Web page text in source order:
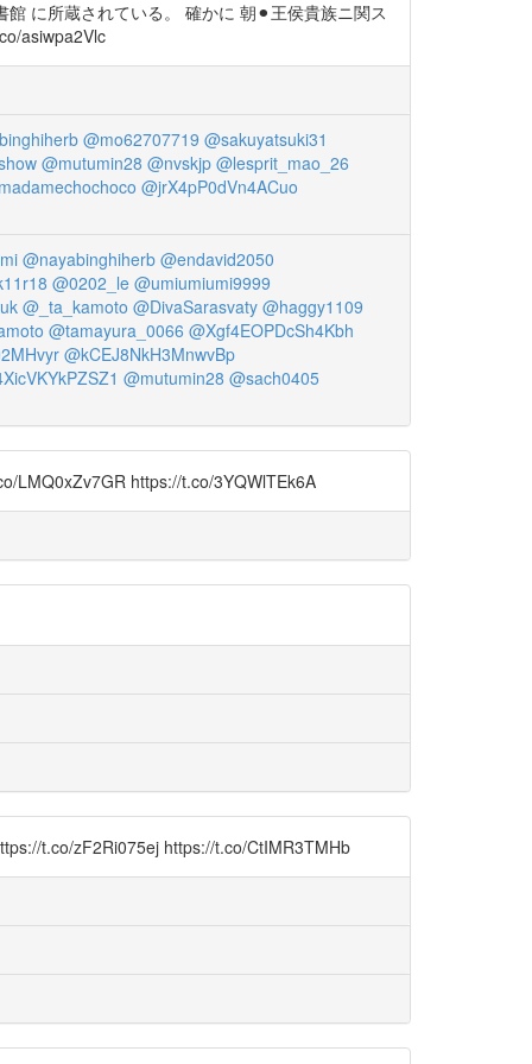
に所蔵されている。 確かに 朝⚫︎王侯貴族ニ関ス
asiwpa2Vlc
@mo62707719 @sakuyatsuki31
@mutumin28 @nvskjp @lesprit_mao_26
@jrX4pP0dVn4ACuo
@nayabinghiherb @endavid2050
@0202_le @umiumiumi9999
@_ta_kamoto @DivaSarasvaty @haggy1109
@tamayura_0066 @Xgf4EOPDcSh4Kbh
@kCEJ8NkH3MnwvBp
@mutumin28 @sach0405
LMQ0xZv7GR https://t.co/3YQWlTEk6A
t.co/zF2Ri075ej https://t.co/CtIMR3TMHb